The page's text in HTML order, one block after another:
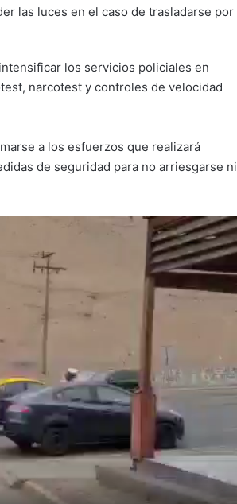
las luces en el caso de trasladarse por
los servicios policiales en
narcotest y controles de velocidad
a los esfuerzos que realizará
de seguridad para no arriesgarse ni